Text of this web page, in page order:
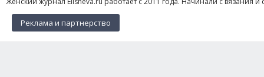
Реклама и партнерство